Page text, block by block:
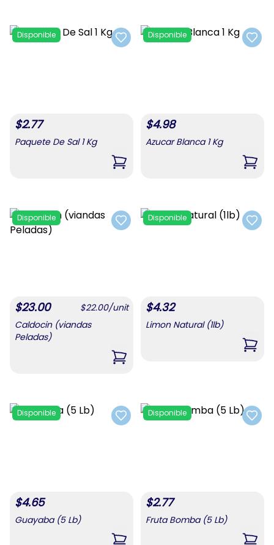
Add to favorites
Disponible
$2.77
Paquete De Sal 1 Kg
,Paquete De Sal 1 Kg
Add
Disponible
$4.98
Azucar Blanca 1 Kg
,
Add to favorites
Disponible
$23.00 $22.00/unit
Caldocin (viandas
Peladas)
,Caldocin (viandas Peladas)
Add
Disponible
$4.32
Limon Natural (1lb)
,
Add to favorites
Disponible
$4.65
Guayaba (5 Lb)
Add
Disponible
$2.77
Fruta Bomba (5 Lb)